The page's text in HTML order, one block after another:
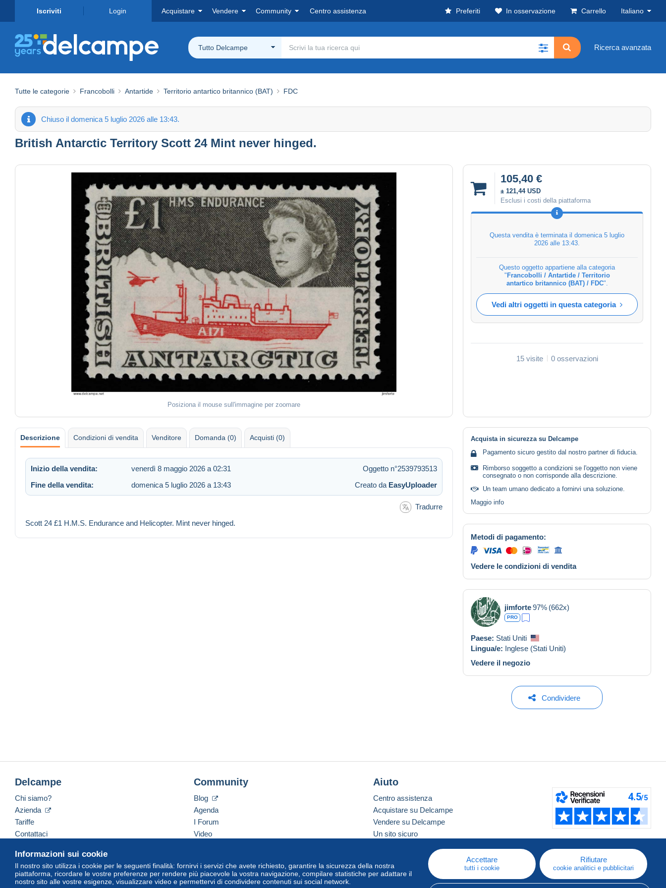
Iscriviti Login Acquistare Vendere Community Centro assistenza Preferiti In osservazione Carrello Italiano
Tutto Delcampe Ricerca avanzata
Tutte le categorie Francobolli Antartide Territorio antartico britannico (BAT) FDC
Chiuso il domenica 5 luglio 2026 alle 13:43.
British Antarctic Territory Scott 24 Mint never hinged.
Posiziona il mouse sull'immagine per zoomare
105,40 €
± 121,44 USD
Esclusi i costi della piattaforma
Questa vendita è terminata il domenica 5 luglio
2026 alle 13:43
Questo oggetto appartiene alla categoria
" Francobolli / Antartide / Territorio
antartico britannico (BAT) / FDC".
Vedi altri oggetti in questa categoria
15 visite 0 osservazioni
Descrizione Condizioni di vendita Venditore Domanda (0) Acquisti (0)
Inizio della vendita: venerdì 8 maggio 2026 a 02:31
Oggetto n°2539793513
Fine della vendita:
domenica 5 luglio 2026 a 13:43 Creato da EasyUploader
Tradurre
Scott 24 £1 H.M.S. Endurance and Helicopter. Mint never hinged.
Acquista in sicurezza su Delcampe
Pagamento sicuro gestito dal nostro partner di fiducia.
Rimborso soggetto a condizioni se l'oggetto non viene
consegnato o non corrisponde alla descrizione.
Un team umano dedicato a fornirvi una soluzione.
Maggio info
Metodi di pagamento:
Vedere le condizioni di vendita
jimforte97% (662x)
PRO
Paese: Stati Uniti
Lingua/e: Inglese (Stati Uniti)
Vedere il negozio
Condividere
Informazioni sui cookie
Il nostro sito utilizza i cookie per le seguenti finalità: fornirvi i servizi che avete richiesto, garantire la sicurezza della nostra
piattaforma, ricordare le vostre preferenze per rendere più piacevole la vostra navigazione, compilare statistiche per adattare il
nostro sito alle vostre esigenze, visualizzare video e permettervi di condividere contenuti sui social network.
Accettare
tutti i cookie
Rifiutare
cookie analitici e pubblicitari
Delcampe
Chi siamo?
Azienda
Tariffe
Contattaci
Community
Blog
Agenda
I Forum
Video
Aiuto
Centro assistenza
Acquistare su Delcampe
Vendere su Delcampe
Un sito sicuro
Italiano USD America/Indiana/Vevay Versione standard